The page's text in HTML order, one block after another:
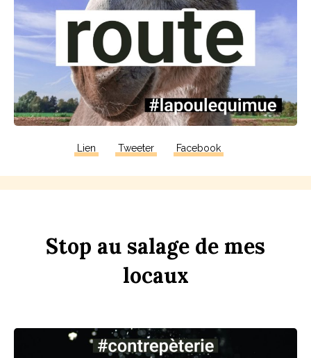
Lien Tweeter Facebook
Stop au salage de mes
locaux